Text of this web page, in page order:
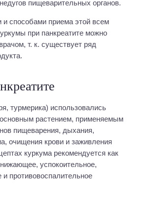
пищеварительных органов.
способами приема этой всем
при панкреатите можно
т. к. существует ряд
турмерика) использовались
растением, применяемым
пищеварения, дыхания,
очищения крови и заживления
куркума рекомендуется как
успокоительное,
и противовоспалительное